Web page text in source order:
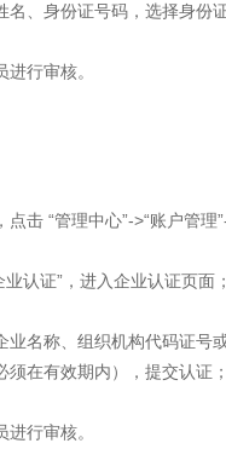
名、身份证号码，选择身份
行审核。
击 “管理中心”->“账户管理
业认证”，进入企业认证页面；
业名称、组织机构代码证号
在有效期内），提交认证；
行审核。